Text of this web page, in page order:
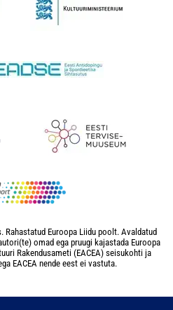
Rahastatud Euroopa Liidu poolt. Avaldatud
omad ega pruugi kajastada Euroopa
Rakendusameti (EACEA) seisukohti ja
EACEA nende eest ei vastuta.